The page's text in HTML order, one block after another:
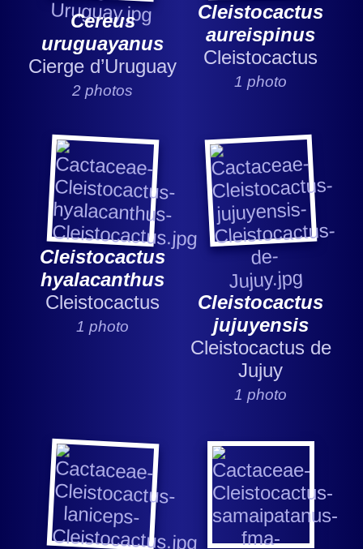
Cereus
uruguayanus
Cierge d’Uruguay
2 photos
Cleistocactus
aureispinus
Cleistocactus
1 photo
Cleistocactus
hyalacanthus
Cleistocactus
1 photo
Cleistocactus
jujuyensis
Cleistocactus de
Jujuy
1 photo